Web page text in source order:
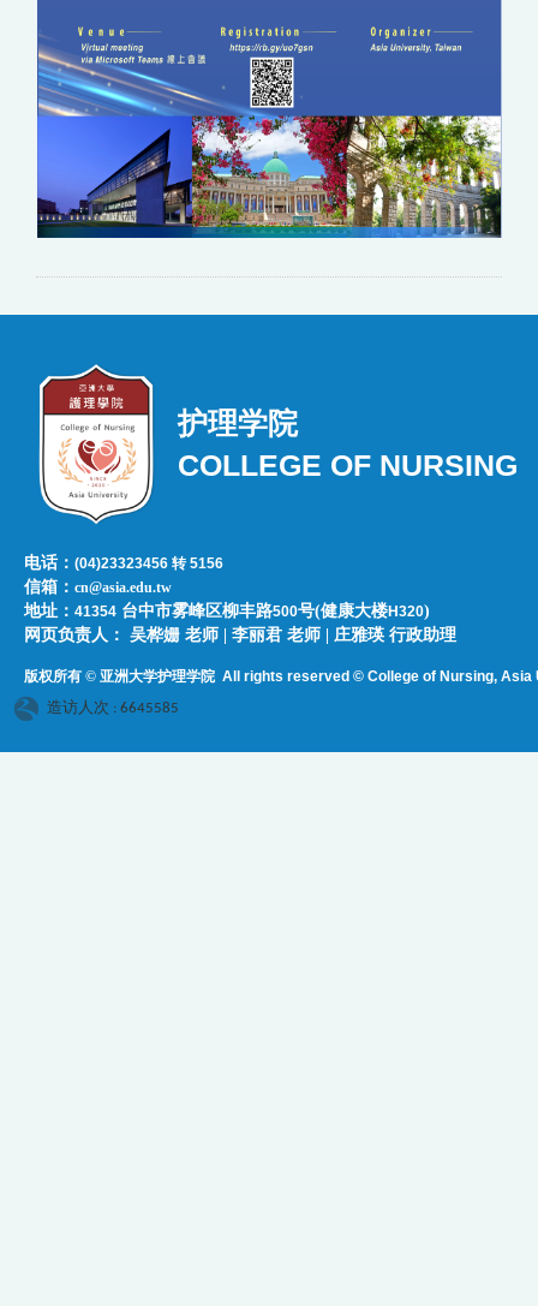
护理学院
COLLEGE OF NURSING
电话：(04)23323456 转 5156
信箱：cn@asia.edu.tw
地址：41354 台中市雾峰区柳丰路500号(健康大楼H320)
网页负责人：​​​ ​吴桦姗 老师 | 李丽君 老师 | 庄雅瑛 行政助理
版权所有 © 亚洲大学护理学院All rights reserved © College of Nursing, Asia
造访人次 : 6645585